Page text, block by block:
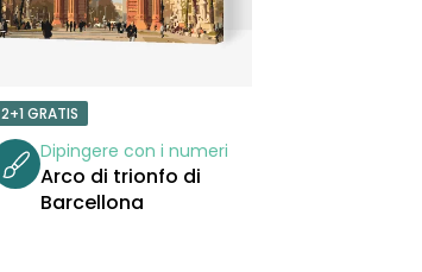
E
N
T
O
2+1 GRATIS
Dipingere con i numeri
Arco di trionfo di
Barcellona